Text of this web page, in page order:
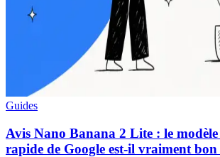
Guides
Avis Nano Banana 2 Lite : le
rapide de Google est-il vraiment bon